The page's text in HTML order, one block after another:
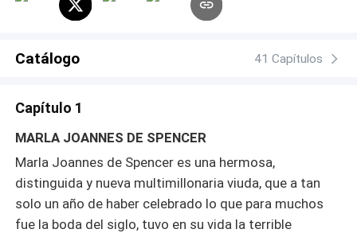
Catálogo 41 Capítulos
Capítulo 1
MARLA JOANNES DE SPENCER
Marla Joannes de Spencer es una hermosa,
distinguida y nueva multimillonaria viuda, que a tan
solo un año de haber celebrado lo que para muchos
fue la boda del siglo, tuvo en su vida la terrible